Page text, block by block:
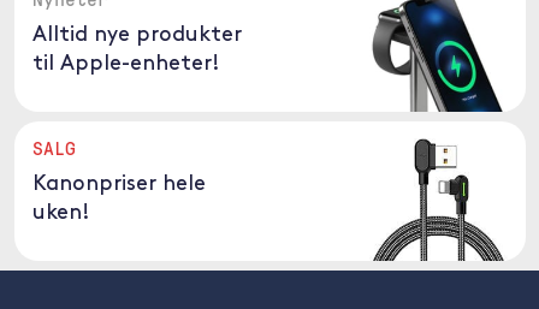
Alltid nye produkter
til Apple-enheter!
SALG
Kanonpriser hele
uken!